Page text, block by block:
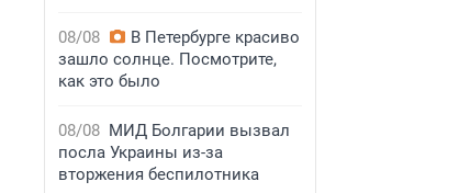
08/08
В Петербурге красиво
зашло солнце. Посмотрите,
как это было
08/08 МИД Болгарии вызвал
посла Украины из-за
вторжения беспилотника